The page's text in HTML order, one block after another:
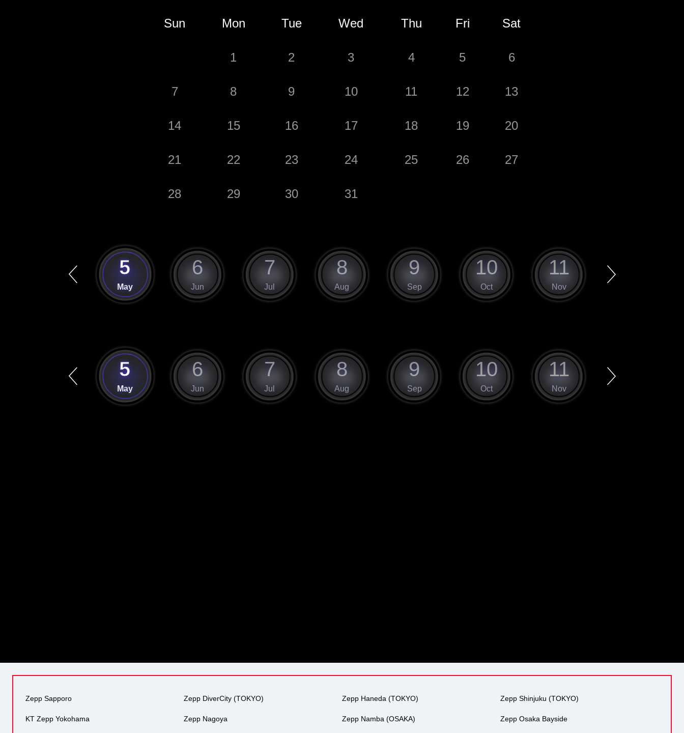
Sun Mon Tue Wed Thu Fri Sat
1 2 3 4 5 6
7 8 9 10 11 12 13
14 15 16 17 18 19 20
21 22 23 24 25 26 27
28 29 30 31
5
May
6
Jun
7
Jul
8
Aug
9
Sep
10
Oct
11
Nov
5
May
6
Jun
7
Jul
8
Aug
9
Sep
10
Oct
11
Nov
Zepp Sapporo Zepp DiverCity (TOKYO) Zepp Haneda (TOKYO) Zepp Shinjuku (TOKYO)
KT Zepp Yokohama Zepp Nagoya Zepp Namba (OSAKA) Zepp Osaka Bayside